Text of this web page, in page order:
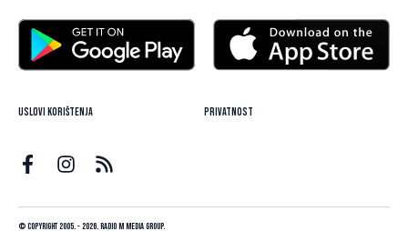
Uslovi korištenja Privatnost
© Copyright 2005. - 2026. Radio M Media Group.